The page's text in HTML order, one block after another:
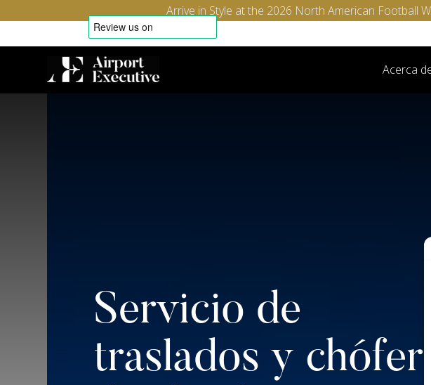
Arrive in Style at the 2026 North American Football
Acerca
Servicio de
traslados y chófer